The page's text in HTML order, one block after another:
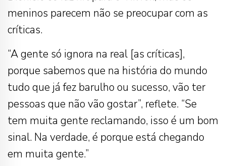
meninos parecem não se preocupar com as
críticas.
“A gente só ignora na real [as críticas],
porque sabemos que na história do mundo
tudo que já fez barulho ou sucesso, vão ter
pessoas que não vão gostar”, reflete. “Se
tem muita gente reclamando, isso é um bom
sinal. Na verdade, é porque está chegando
em muita gente.”